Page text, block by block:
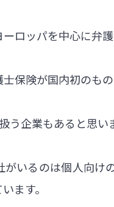
ロッパを中心に弁
保険が国内初のも
う企業もあると思
がいるのは個人向け
ます。